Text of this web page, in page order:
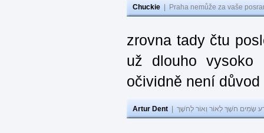
Chuckie Praha nemůže za vaše
zrovna tady čtu
už dlouho
očividně není
Artur Dent שָׂמִים חֹשֶׁךְ לְאוֹר וְאוֹר לְחֹשֶׁךְ